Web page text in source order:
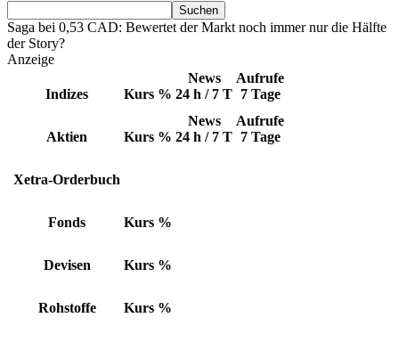
Saga bei 0,53 CAD: Bewertet der Markt noch immer nur die Hälfte
der Story?
Anzeige
Indizes Kurs %
News
24 h / 7 T
Aufrufe
7 Tage
Aktien Kurs %
News
24 h / 7 T
Aufrufe
7 Tage
Xetra-Orderbuch
Fonds Kurs %
Devisen Kurs %
Rohstoffe Kurs %